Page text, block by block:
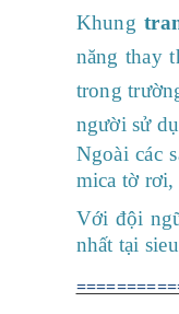
Khung
năng thay
trong
người sử
Ngoài các
mica tờ rơi,
Với đội
nhất tại